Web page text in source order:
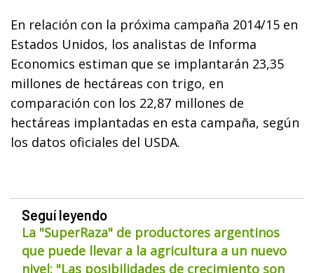
En relación con la próxima campaña 2014/15 en
Estados Unidos, los analistas de Informa
Economics estiman que se implantarán 23,35
millones de hectáreas con trigo, en
comparación con los 22,87 millones de
hectáreas implantadas en esta campaña, según
los datos oficiales del USDA.
Seguí leyendo
La "SuperRaza" de productores argentinos
que puede llevar a la agricultura a un nuevo
nivel: "Las posibilidades de crecimiento son